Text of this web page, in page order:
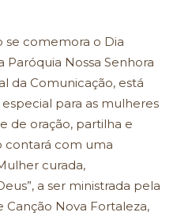
se comemora o Dia
Nossa Senhora
da Comunicação, está
para as mulheres
de oração, partilha e
contará com uma
curada,
a ser ministrada pela
Canção Nova Fortaleza,